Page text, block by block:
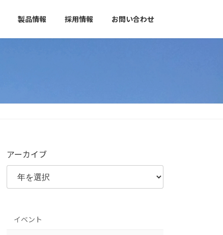
製品情報 採用情報 お問い合わせ
アーカイブ
イベント